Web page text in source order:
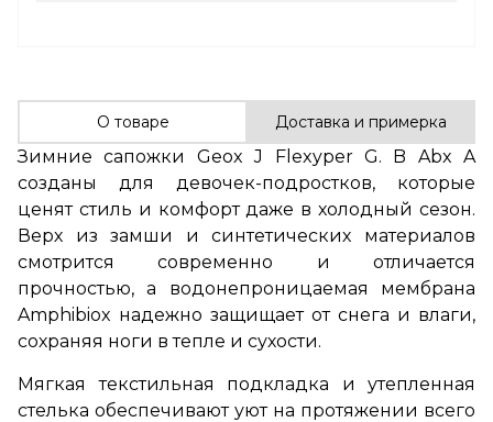
О товаре Доставка и примерка
Зимние сапожки Geox J Flexyper G. B Abx A
созданы для девочек-подростков, которые
ценят стиль и комфорт даже в холодный сезон.
Верх из замши и синтетических материалов
смотрится современно и отличается
прочностью, а водонепроницаемая мембрана
Amphibiox надежно защищает от снега и влаги,
сохраняя ноги в тепле и сухости.
Мягкая текстильная подкладка и утепленная
стелька обеспечивают уют на протяжении всего